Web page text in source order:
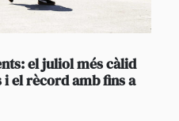
el juliol més càlid
i el rècord amb fins a